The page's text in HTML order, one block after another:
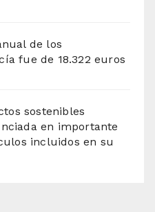
de los
fue de 18.322 euros
sostenibles
en importante
incluidos en su